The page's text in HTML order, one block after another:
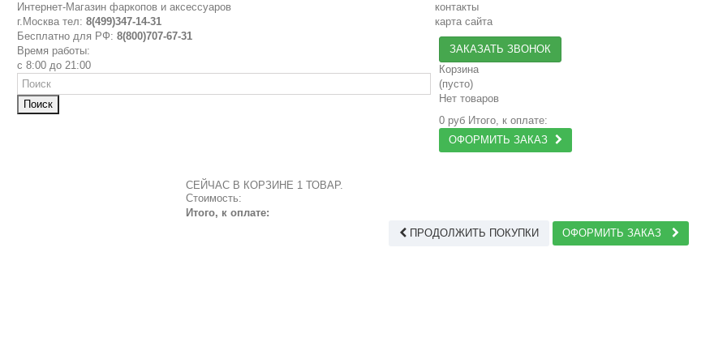
Интернет-Магазин фаркопов и аксессуаров
г.Москва тел: 8(499)347-14-31
Бесплатно для РФ: 8(800)707-67-31
Время работы:
с 8:00 до 21:00
Поиск
контакты
карта сайта
ЗАКАЗАТЬ ЗВОНОК
Корзина
(пусто)
Нет товаров
0 руб Итого, к оплате:
ОФОРМИТЬ ЗАКАЗ
СЕЙЧАС В КОРЗИНЕ 1 ТОВАР.
Стоимость:
Итого, к оплате:
ПРОДОЛЖИТЬ ПОКУПКИ
ОФОРМИТЬ ЗАКАЗ